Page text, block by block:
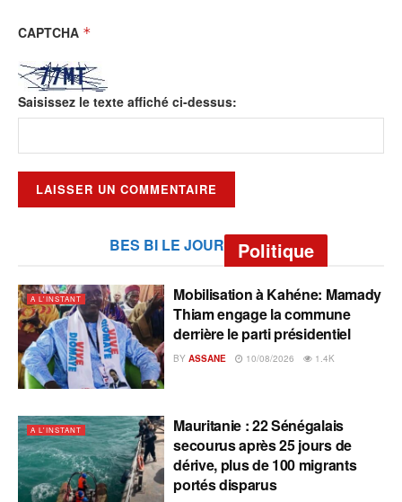
CAPTCHA *
Saisissez le texte affiché ci-dessus:
BES BI LE JOUR Politique
A L'INSTANT
Mobilisation à Kahéne: Mamady
Thiam engage la commune
derrière le parti présidentiel
BY ASSANE 10/08/2026 1.4K
A L'INSTANT
Mauritanie : 22 Sénégalais
secourus après 25 jours de
dérive, plus de 100 migrants
portés disparus